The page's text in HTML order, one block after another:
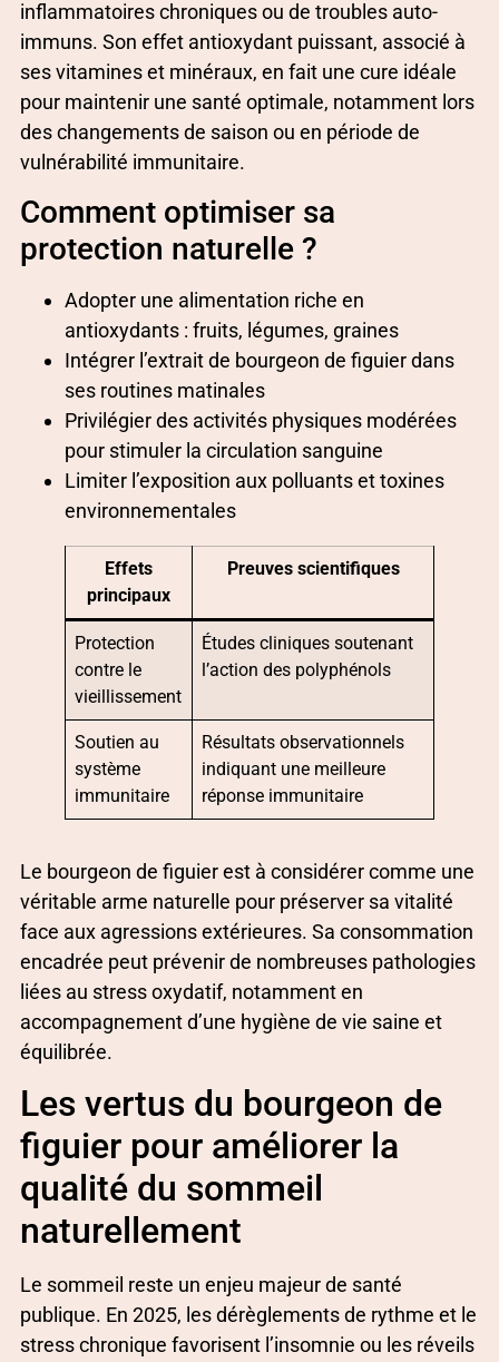
inflammatoires chroniques ou de troubles auto-
immuns. Son effet antioxydant puissant, associé à
ses vitamines et minéraux, en fait une cure idéale
pour maintenir une santé optimale, notamment lors
des changements de saison ou en période de
vulnérabilité immunitaire.
Comment optimiser sa
protection naturelle ?
Adopter une alimentation riche en
antioxydants : fruits, légumes, graines
Intégrer l’extrait de bourgeon de figuier dans
ses routines matinales
Privilégier des activités physiques modérées
pour stimuler la circulation sanguine
Limiter l’exposition aux polluants et toxines
environnementales
Effets
principaux
Preuves scientifiques
Protection
contre le
vieillissement
Études cliniques soutenant
l’action des polyphénols
Soutien au
système
immunitaire
Résultats observationnels
indiquant une meilleure
réponse immunitaire
Le bourgeon de figuier est à considérer comme une
véritable arme naturelle pour préserver sa vitalité
face aux agressions extérieures. Sa consommation
encadrée peut prévenir de nombreuses pathologies
liées au stress oxydatif, notamment en
accompagnement d’une hygiène de vie saine et
équilibrée.
Les vertus du bourgeon de
figuier pour améliorer la
qualité du sommeil
naturellement
Le sommeil reste un enjeu majeur de santé
publique. En 2025, les dérèglements de rythme et le
stress chronique favorisent l’insomnie ou les réveils